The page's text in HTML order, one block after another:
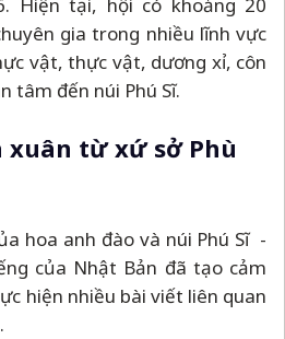
Hiện tại, hội có khoảng 20
gia trong nhiều lĩnh vực
vật, thực vật, dương xỉ, côn
tâm đến núi Phú Sĩ.
xuân từ xứ sở Phù
hoa anh đào và núi Phú Sĩ -
của Nhật Bản đã tạo cảm
hiện nhiều bài viết liên quan